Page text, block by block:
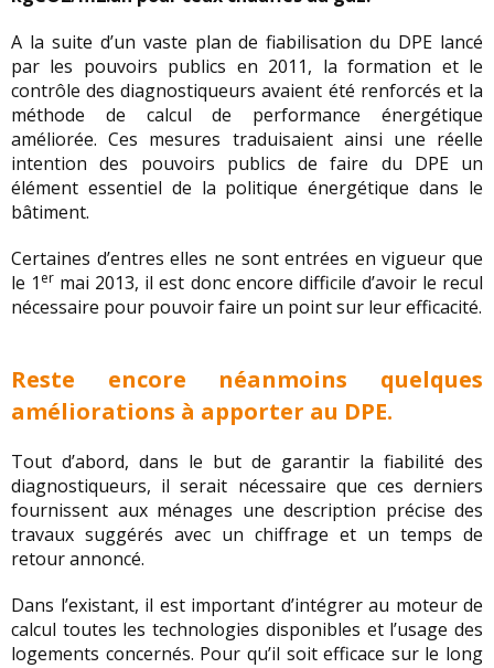
A la suite d’un vaste plan de fiabilisation du DPE lancé
par les pouvoirs publics en 2011, la formation et le
contrôle des diagnostiqueurs avaient été renforcés et la
méthode de calcul de performance énergétique
améliorée. Ces mesures traduisaient ainsi une réelle
intention des pouvoirs publics de faire du DPE un
élément essentiel de la politique énergétique dans le
bâtiment.
Certaines d’entres elles ne sont entrées en vigueur que
le 1 er mai 2013, il est donc encore difficile d’avoir le recul
nécessaire pour pouvoir faire un point sur leur efficacité.
Reste encore néanmoins quelques
améliorations à apporter au DPE.
Tout d’abord, dans le but de garantir la fiabilité des
diagnostiqueurs, il serait nécessaire que ces derniers
fournissent aux ménages une description précise des
travaux suggérés avec un chiffrage et un temps de
retour annoncé.
Dans l’existant, il est important d’intégrer au moteur de
calcul toutes les technologies disponibles et l’usage des
logements concernés. Pour qu’il soit efficace sur le long